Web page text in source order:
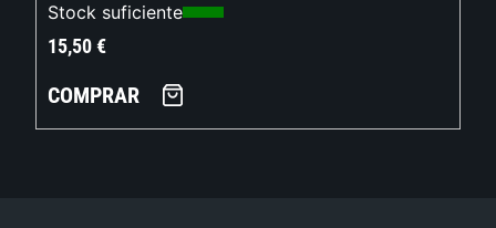
Stock suficiente
15,50€
COMPRAR